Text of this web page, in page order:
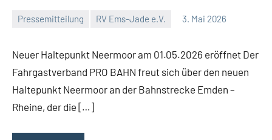
Pressemitteilung RV Ems-Jade e.V. 3. Mai 2026
Neuer Haltepunkt Neermoor am 01.05.2026 eröffnet Der
Fahrgastverband PRO BAHN freut sich über den neuen
Haltepunkt Neermoor an der Bahnstrecke Emden –
Rheine, der die […]